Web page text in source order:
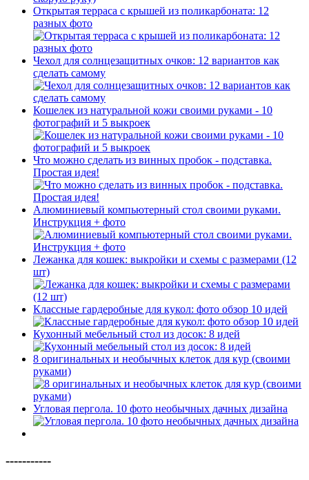
Открытая терраса с крышей из поликарбоната: 12
разных фото
Чехол для солнцезащитных очков: 12 вариантов как
сделать самому
Кошелек из натуральной кожи своими руками - 10
фотографий и 5 выкроек
Что можно сделать из винных пробок - подставка.
Простая идея!
Алюминиевый компьютерный стол своими руками.
Инструкция + фото
Лежанка для кошек: выкройки и схемы с размерами (12
шт)
Классные гардеробные для кукол: фото обзор 10 идей
Кухонный мебельный стол из досок: 8 идей
8 оригинальных и необычных клеток для кур (своими
руками)
Угловая пергола. 10 фото необычных дачных дизайна
-----------